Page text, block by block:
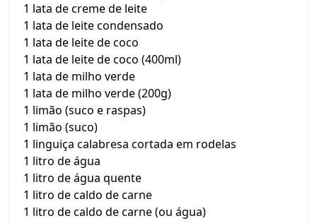
1 lata de creme de leite
1 lata de leite condensado
1 lata de leite de coco
1 lata de leite de coco (400ml)
1 lata de milho verde
1 lata de milho verde (200g)
1 limão (suco e raspas)
1 limão (suco)
1 linguiça calabresa cortada em rodelas
1 litro de água
1 litro de água quente
1 litro de caldo de carne
1 litro de caldo de carne (ou água)